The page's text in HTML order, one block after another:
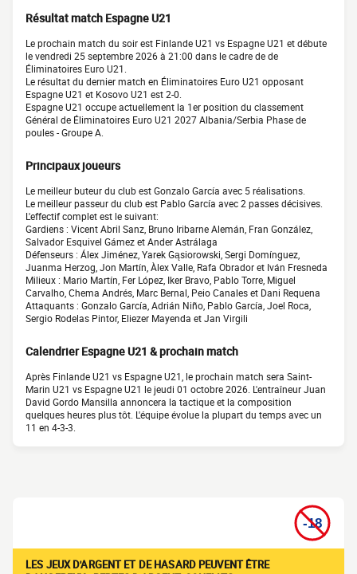
Résultat match Espagne U21
Le prochain match du soir est Finlande U21 vs Espagne U21 et débute
le vendredi 25 septembre 2026 à 21:00 dans le cadre de de
Éliminatoires Euro U21.
Le résultat du dernier match en Éliminatoires Euro U21 opposant
Espagne U21 et Kosovo U21 est 2-0.
Espagne U21 occupe actuellement la 1er position du classement
Général de Éliminatoires Euro U21 2027 Albania/Serbia Phase de
poules - Groupe A.
Principaux joueurs
Le meilleur buteur du club est Gonzalo García avec 5 réalisations.
Le meilleur passeur du club est Pablo García avec 2 passes décisives.
L'effectif complet est le suivant:
Gardiens : Vicent Abril Sanz, Bruno Iribarne Alemán, Fran González,
Salvador Esquivel Gámez et Ander Astrálaga
Défenseurs : Álex Jiménez, Yarek Gąsiorowski, Sergi Domínguez,
Juanma Herzog, Jon Martín, Àlex Valle, Rafa Obrador et Iván Fresneda
Milieux : Mario Martín, Fer López, Iker Bravo, Pablo Torre, Miguel
Carvalho, Chema Andrés, Marc Bernal, Peio Canales et Dani Requena
Attaquants : Gonzalo García, Adrián Niño, Pablo García, Joel Roca,
Sergio Rodelas Pintor, Eliezer Mayenda et Jan Virgili
Calendrier Espagne U21 & prochain match
Après Finlande U21 vs Espagne U21, le prochain match sera Saint-
Marin U21 vs Espagne U21 le jeudi 01 octobre 2026. L'entraîneur Juan
David Gordo Mansilla annoncera la tactique et la composition
quelques heures plus tôt. L'équipe évolue la plupart du temps avec un
11 en 4-3-3.
LES JEUX D'ARGENT ET DE HASARD PEUVENT ÊTRE